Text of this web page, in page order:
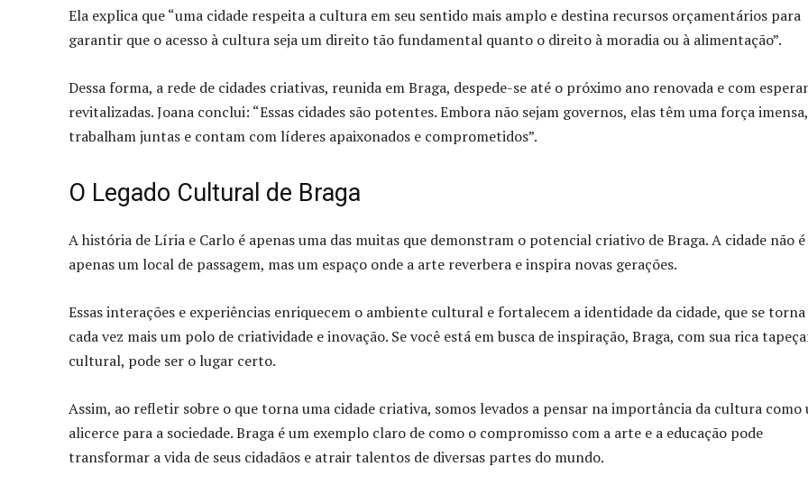
Ela explica que “uma cidade respeita a cultura em seu sentido mais amplo e destina recursos orçamentários para
garantir que o acesso à cultura seja um direito tão fundamental quanto o direito à moradia ou à alimentação”.
Dessa forma, a rede de cidades criativas, reunida em Braga, despede-se até o próximo ano renovada e com
revitalizadas. Joana conclui: “Essas cidades são potentes. Embora não sejam governos, elas têm uma força imensa,
trabalham juntas e contam com líderes apaixonados e comprometidos”.
O Legado Cultural de Braga
A história de Líria e Carlo é apenas uma das muitas que demonstram o potencial criativo de Braga. A cidade não é
apenas um local de passagem, mas um espaço onde a arte reverbera e inspira novas gerações.
Essas interações e experiências enriquecem o ambiente cultural e fortalecem a identidade da cidade, que se torna
cada vez mais um polo de criatividade e inovação. Se você está em busca de inspiração, Braga, com sua rica
cultural, pode ser o lugar certo.
Assim, ao refletir sobre o que torna uma cidade criativa, somos levados a pensar na importância da cultura como
alicerce para a sociedade. Braga é um exemplo claro de como o compromisso com a arte e a educação pode
transformar a vida de seus cidadãos e atrair talentos de diversas partes do mundo.